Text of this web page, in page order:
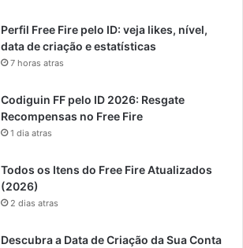
Perfil Free Fire pelo ID: veja likes, nível,
data de criação e estatísticas
7 horas atras
Codiguin FF pelo ID 2026: Resgate
Recompensas no Free Fire
1 dia atras
Todos os Itens do Free Fire Atualizados
(2026)
2 dias atras
Descubra a Data de Criação da Sua Conta